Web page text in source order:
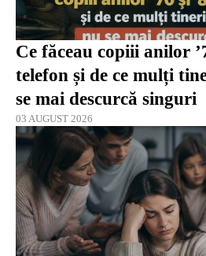
Ce făceau copiii anilor
telefon și de ce mulți
se mai descurcă singuri
03 AUGUST 2026